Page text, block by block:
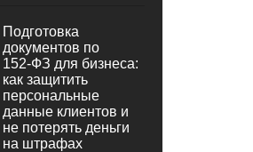
Подготовка
документов по
152‑ФЗ для бизнеса:
как защитить
персональные
данные клиентов и
не потерять деньги
на штрафах